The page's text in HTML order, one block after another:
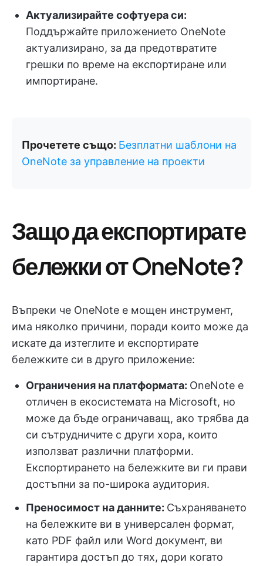
Актуализирайте софтуера си:
Поддържайте приложението OneNote
актуализирано, за да предотвратите
грешки по време на експортиране или
импортиране.
Прочетете също: Безплатни шаблони на
OneNote за управление на проекти
Защо да експортирате
бележки от OneNote?
Въпреки че OneNote е мощен инструмент,
има няколко причини, поради които може да
искате да изтеглите и експортирате
бележките си в друго приложение:
Ограничения на платформата: OneNote е
отличен в екосистемата на Microsoft, но
може да бъде ограничаващ, ако трябва да
си сътрудничите с други хора, които
използват различни платформи.
Експортирането на бележките ви ги прави
достъпни за по-широка аудитория.
Преносимост на данните: Съхраняването
на бележките ви в универсален формат,
като PDF файл или Word документ, ви
гарантира достъп до тях, дори когато